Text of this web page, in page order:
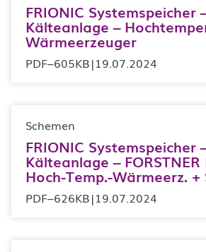
FRIONIC Systemspeicher
Kälteanlage –
Wärmeerzeuger
PDF–605KB|19.07.2024
Schemen
FRIONIC Systemspeicher
Kälteanlage – FORSTNER
Hoch-Temp.-Wärmeerz. +
PDF–626KB|19.07.2024